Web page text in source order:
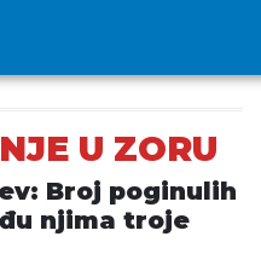
U ZORU
Broj poginulih
njima troje